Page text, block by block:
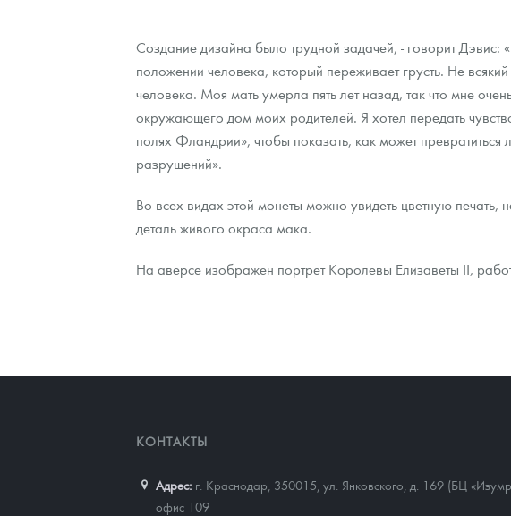
Создание дизайна было трудной задачей, - говорит Дэвис:
положении человека, который переживает грусть. Не
человека. Моя мать умерла пять лет назад, так что мне
окружающего дом моих родителей. Я хотел передать
полях Фландрии», чтобы показать, как может
разрушений».
Во всех видах этой монеты можно увидеть цветную печать,
деталь живого окраса мака.
На аверсе изображен портрет Королевы Елизаветы ІІ,
КОНТАКТЫ
Адрес: г. Краснодар, 350015 ул. Янковского, д. 169 (БЦ
офис 109